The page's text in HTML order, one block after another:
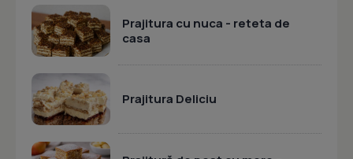
Prajitura cu nuca - reteta de
casa
Prajitura Deliciu